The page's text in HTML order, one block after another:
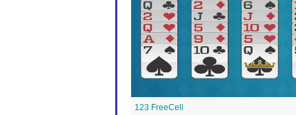
123 FreeCell